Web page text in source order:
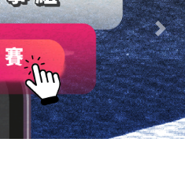
Next